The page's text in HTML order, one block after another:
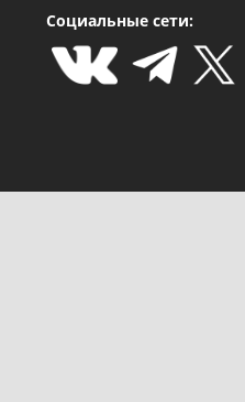
Социальные сети: